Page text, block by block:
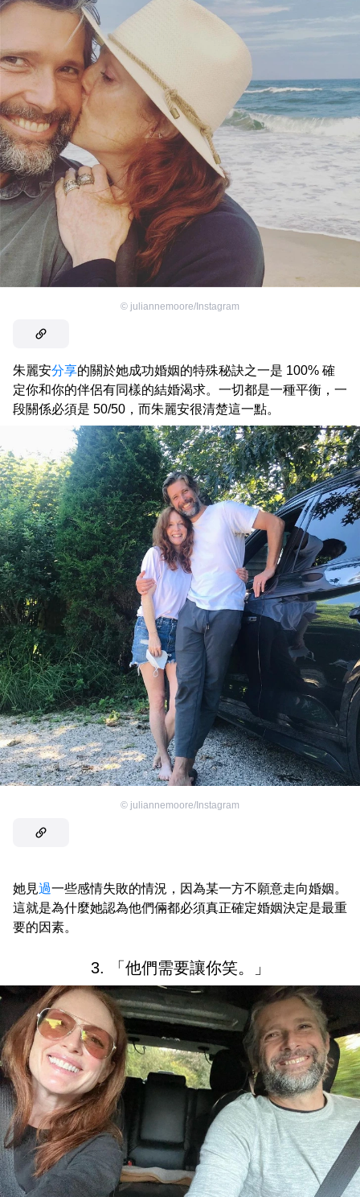
© juliannemoore/Instagram
朱麗安分享的關於她成功婚姻的特殊秘訣之一是 100% 確
定你和你的伴侶有同樣的結婚渴求。一切都是一種平衡，一
段關係必須是 50/50，而朱麗安很清楚這一點。
© juliannemoore/Instagram
她見過一些感情失敗的情況，因為某一方不願意走向婚姻。
這就是為什麼她認為他們倆都必須真正確定婚姻決定是最重
要的因素。
3. 「他們需要讓你笑。」